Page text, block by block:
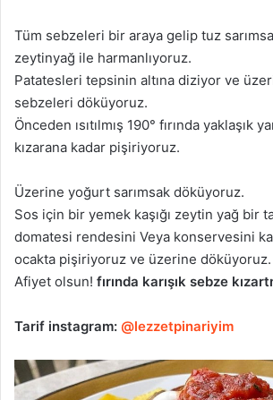
Tüm sebzeleri bir araya gelip tuz
zeytinyağ ile harmanlıyoruz.
Patatesleri tepsinin altına diziyor ve
sebzeleri döküyoruz.
Önceden ısıtılmış 190° fırında yaklaşık
kızarana kadar pişiriyoruz.
Üzerine yoğurt sarımsak döküyoruz.
Sos için bir yemek kaşığı zeytin yağ bir
domatesi rendesini Veya konservesini
ocakta pişiriyoruz ve üzerine döküyoruz.
Afiyet olsun! fırında karışık sebze
Tarif instagram: @lezzetpinariyim